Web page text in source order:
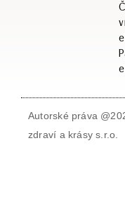
Autorské práva
zdraví a krásy s.r.o.